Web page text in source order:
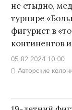
не стыдно,
турнире
фигурист в
континентов
05.02.2024 10:00
Авторские